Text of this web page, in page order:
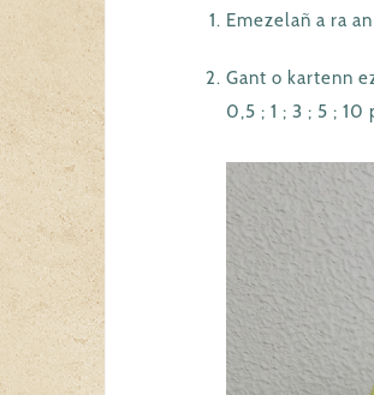
Emezelañ a ra
Gant o kartenn
0,5 ; 1 ; 3 ; 5 ; 10